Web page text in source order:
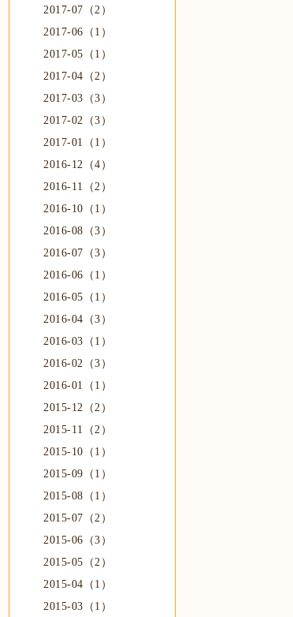
2017-07（2）
2017-06（1）
2017-05（1）
2017-04（2）
2017-03（3）
2017-02（3）
2017-01（1）
2016-12（4）
2016-11（2）
2016-10（1）
2016-08（3）
2016-07（3）
2016-06（1）
2016-05（1）
2016-04（3）
2016-03（1）
2016-02（3）
2016-01（1）
2015-12（2）
2015-11（2）
2015-10（1）
2015-09（1）
2015-08（1）
2015-07（2）
2015-06（3）
2015-05（2）
2015-04（1）
2015-03（1）